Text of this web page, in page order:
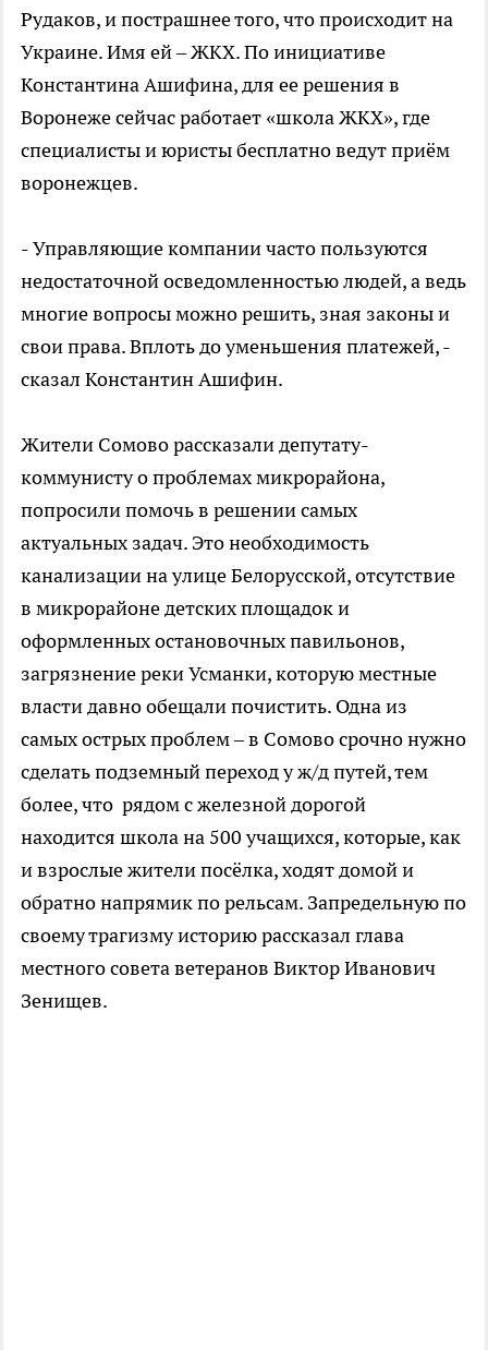
Рудаков, и пострашнее того, что происходит на
Украине. Имя ей – ЖКХ. По инициативе
Константина Ашифина, для ее решения в
Воронеже сейчас работает «школа ЖКХ», где
специалисты и юристы бесплатно ведут приём
воронежцев.
- Управляющие компании часто пользуются
недостаточной осведомленностью людей, а ведь
многие вопросы можно решить, зная законы и
свои права. Вплоть до уменьшения платежей, -
сказал Константин Ашифин.
Жители Сомово рассказали депутату-
коммунисту о проблемах микрорайона,
попросили помочь в решении самых
актуальных задач. Это необходимость
канализации на улице Белорусской, отсутствие
в микрорайоне детских площадок и
оформленных остановочных павильонов,
загрязнение реки Усманки, которую местные
власти давно обещали почистить. Одна из
самых острых проблем – в Сомово срочно нужно
сделать подземный переход у ж/д путей, тем
более, что рядом с железной дорогой
находится школа на 500 учащихся, которые, как
и взрослые жители посёлка, ходят домой и
обратно напрямик по рельсам. Запредельную по
своему трагизму историю рассказал глава
местного совета ветеранов Виктор Иванович
Зенищев.